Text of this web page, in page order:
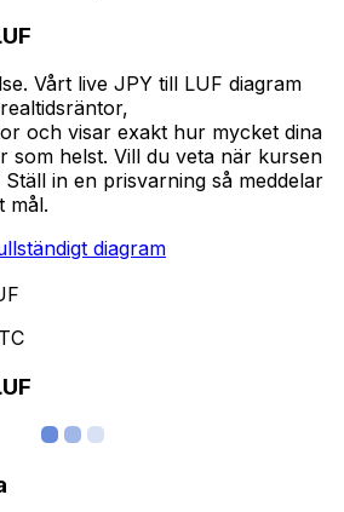
Vårt live JPY till LUF diagram
och visar exakt hur mycket dina
som helst. Vill du veta när kursen
in en prisvarning så meddelar
mål.
diagram